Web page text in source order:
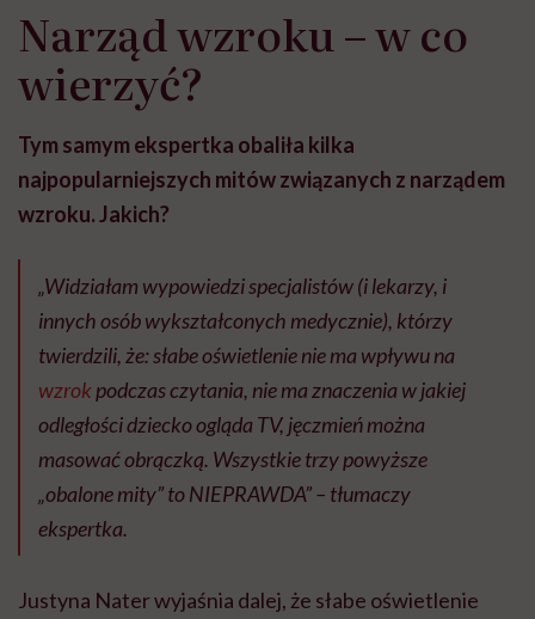
Narząd wzroku – w co
wierzyć?
Tym samym ekspertka obaliła kilka
najpopularniejszych mitów związanych z narządem
wzroku. Jakich?
„Widziałam wypowiedzi specjalistów (i lekarzy, i
innych osób wykształconych medycznie), którzy
twierdzili, że: słabe oświetlenie nie ma wpływu na
wzrokpodczas czytania, nie ma znaczenia w jakiej
odległości dziecko ogląda TV, jęczmień można
masować obrączką. Wszystkie trzy powyższe
„obalone mity” to NIEPRAWDA” – tłumaczy
ekspertka.
Justyna Nater wyjaśnia dalej, że słabe oświetlenie